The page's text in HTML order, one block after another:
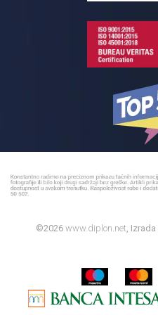
©2026 www.diplon.net , Izrada